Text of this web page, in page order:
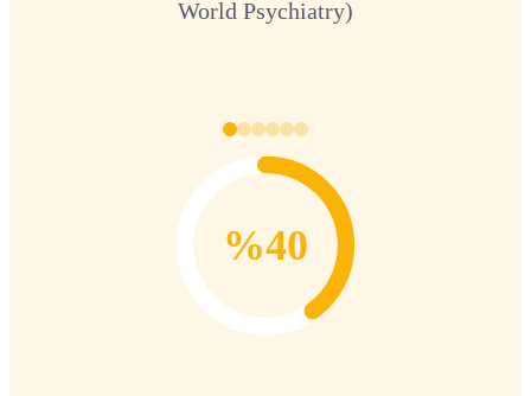
World Psychiatry)
%40